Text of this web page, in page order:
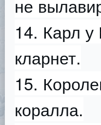
не
14. Карл у
кларнет.
15.
коралла.